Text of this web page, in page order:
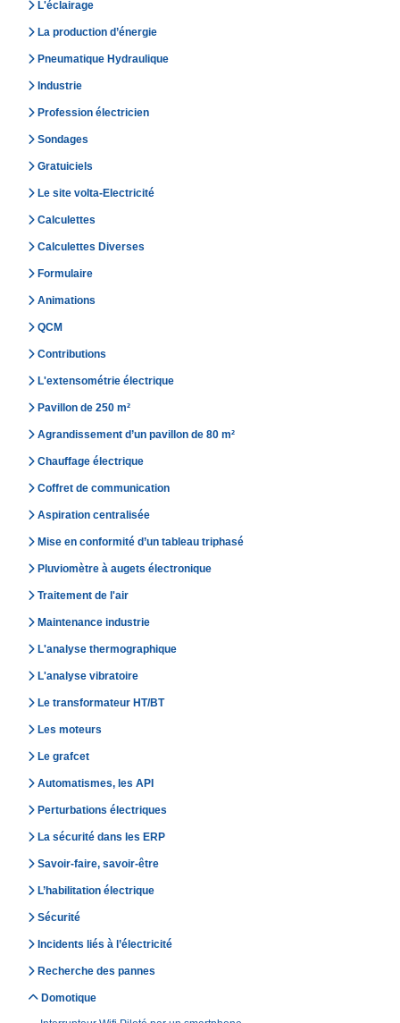
L'éclairage
La production d’énergie
Pneumatique Hydraulique
Industrie
Profession électricien
Sondages
Gratuiciels
Le site volta-Electricité
Calculettes
Calculettes Diverses
Formulaire
Animations
QCM
Contributions
L'extensométrie électrique
Pavillon de 250 m²
Agrandissement d’un pavillon de 80 m²
Chauffage électrique
Coffret de communication
Aspiration centralisée
Mise en conformité d’un tableau triphasé
Pluviomètre à augets électronique
Traitement de l'air
Maintenance industrie
L'analyse thermographique
L'analyse vibratoire
Le transformateur HT/BT
Les moteurs
Le grafcet
Automatismes, les API
Perturbations électriques
La sécurité dans les ERP
Savoir-faire, savoir-être
L’habilitation électrique
Sécurité
Incidents liés à l’électricité
Recherche des pannes
Domotique